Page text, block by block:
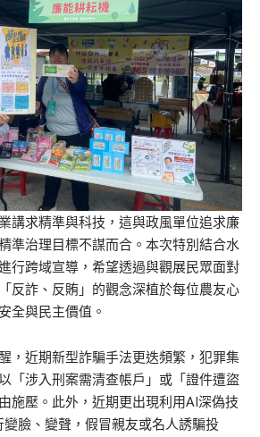
講求精準與科技，這與政風單位追求廉
準治理目標不謀而合。本次特別結合水
行跨域宣導，希望透過與觀展民眾面對
反詐、反賄」的觀念深植於每位農友心
全與民主價值。
，近期新型詐騙手法更迭頻繁，犯罪集
「涉入刑案需清查帳戶」或「證件遭盜
施壓。此外，近期更出現利用AI深偽技
臉、變聲，假冒親友或名人誘騙投